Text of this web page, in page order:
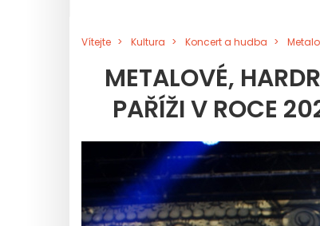
Vítejte Kultura Koncert a hudba
METALOVÉ,
PAŘÍŽI V ROCE